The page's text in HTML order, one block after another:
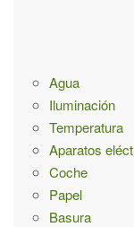
Agua
Iluminación
Temperatura
Aparatos
Coche
Papel
Basura